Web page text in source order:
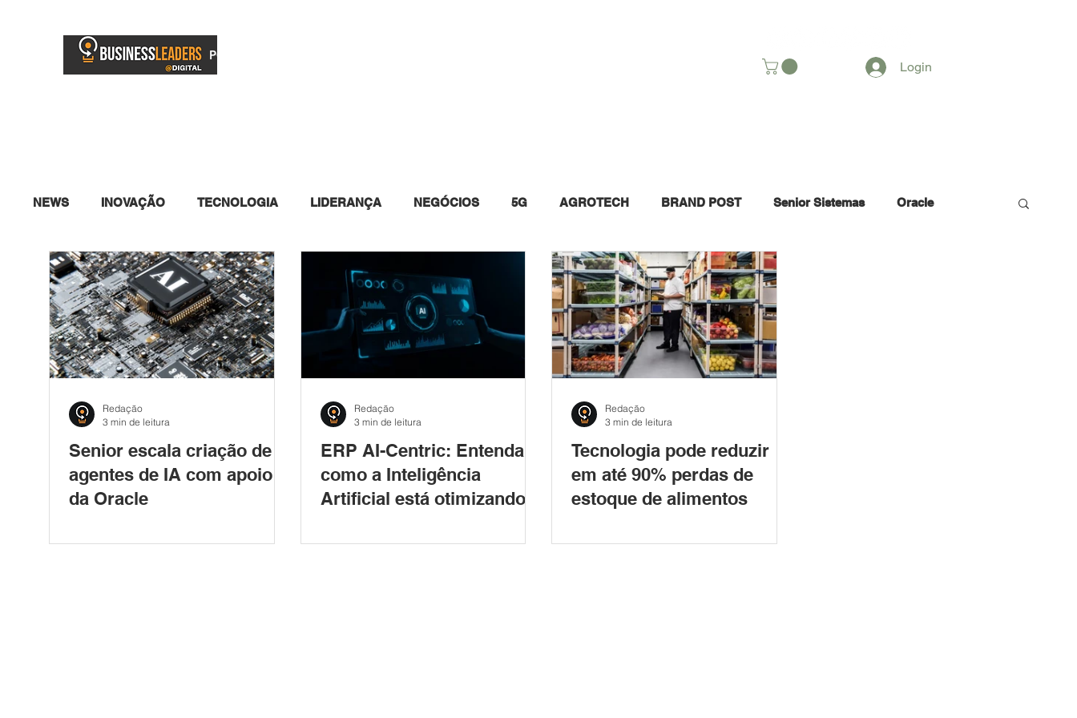
PORTAL
Login
NEWS INOVAÇÃO TECNOLOGIA LIDERANÇA NEGÓCIOS 5G AGROTECH BRAND POST Senior Sistemas Oracle
Senior escala criação de
agentes de IA com apoio
da Oracle
Redação
3 min de leitura
ERP AI-Centric: Entenda
como a Inteligência
Artificial está otimizando a
Redação
3 min de leitura
Tecnologia pode reduzir
em até 90% perdas de
estoque de alimentos
Redação
3 min de leitura